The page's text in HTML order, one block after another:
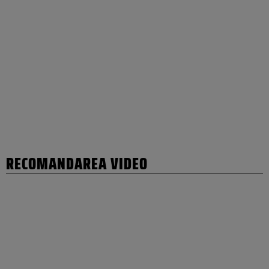
RECOMANDAREA VIDEO